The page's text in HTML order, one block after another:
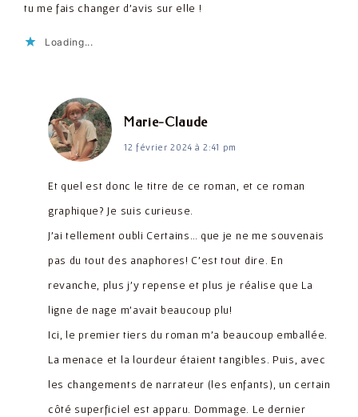
tu me fais changer d’avis sur elle !
Loading...
Marie-Claudedit :
12 février 2024 à 2:41 pm
Et quel est donc le titre de ce roman, et ce roman
graphique? Je suis curieuse.
J’ai tellement oubli Certains… que je ne me souvenais
pas du tout des anaphores! C’est tout dire. En
revanche, plus j’y repense et plus je réalise que La
ligne de nage m’avait beaucoup plu!
Ici, le premier tiers du roman m’a beaucoup emballée.
La menace et la lourdeur étaient tangibles. Puis, avec
les changements de narrateur (les enfants), un certain
côté superficiel est apparu. Dommage. Le dernier